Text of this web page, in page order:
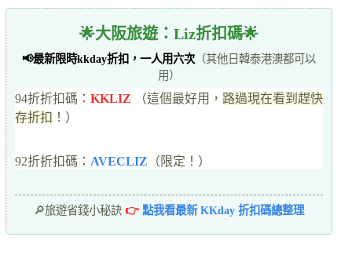
🌟大阪旅遊：Liz折扣碼🌟
📢最新限時kkday折扣，一人用六次 （其他日韓泰港澳都可以
用）
94折折扣碼： KKLIZ （這個最好用， 路過現在看到趕快
存折扣 ！）
92折折扣碼： AVECLIZ （限定！）
🔎旅遊省錢小秘訣 👉點我看最新 KKday 折扣碼總整理